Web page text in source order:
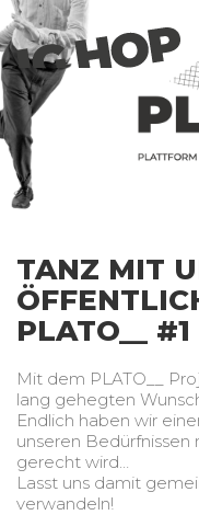
TANZ MIT
PLATO__ #1
Mit dem PLATO__
lang gehegten
Endlich haben wir
unseren Bedürfnissen
gerecht wird…
Lasst uns damit
verwandeln!